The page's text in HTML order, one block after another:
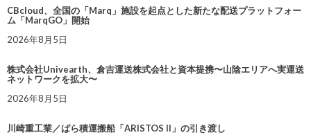
CBcloud、全国の「Marq」施設を起点とした新たな配送プラットフォー
ム「MarqGO」開始
2026年8月5日
株式会社Univearth、倉吉運送株式会社と資本提携〜山陰エリアへ実運送
ネットワークを拡大〜
2026年8月5日
川崎重工業／ばら積運搬船「ARISTOS II」の引き渡し